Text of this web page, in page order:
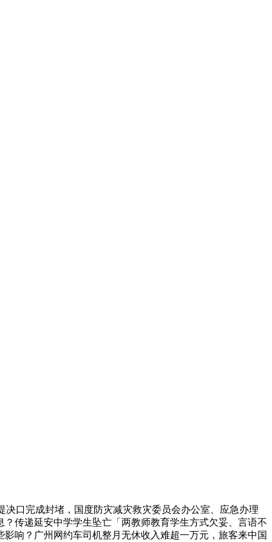
决口完成封堵，国度防灾减灾救灾委员会办公室、应急办理
传递延安中学学生坠亡「两教师教育学生方式欠妥、言语不
响？广州网约车司机整月无休收入难超一万元，旅客来中国